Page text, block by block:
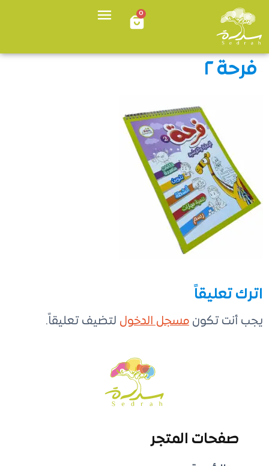
0
فرحة ٢
اترك تعليقاً
يجب أنت تكون مسجل الدخول لتضيف تعليقاً.
صفحات المتجر